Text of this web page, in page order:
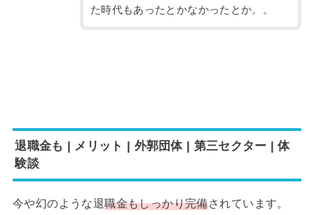
た時代もあったとかなかったとか。。
退職金も | メリット | 外郭団体 | 第三セクター | 体
験談
今や幻のような退職金もしっかり完備されています。